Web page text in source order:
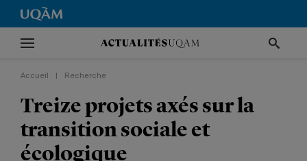
Accueil Recherche
Treize projets axés sur la
transition sociale et
écologique